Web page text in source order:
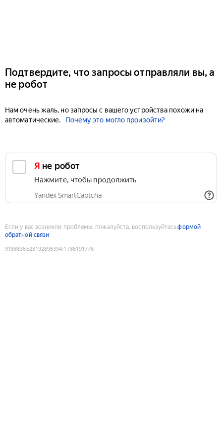
Подтвердите, что запросы отправляли вы, а
не робот
Нам очень жаль, но запросы с вашего устройства похожи на
автоматические.
Почему это могло произойти?
Я не робот
Нажмите, чтобы продолжить
Yandex SmartCaptcha
Если у вас возникли проблемы, пожалуйста, воспользуйтесьформой
обратной связи
9188836523192896394:1786191776